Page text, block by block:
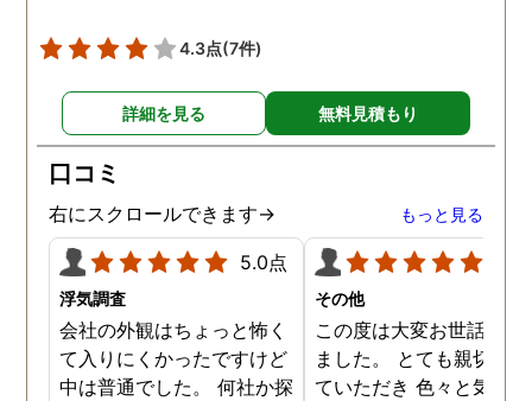
も、不安で日々辛い気持ち
対応して頂いた上に、かな
り迅速に弁護士に関するア
ドバイスを頂き繋いで下さ
った事、本当に感謝してい
ます。
4.3点(7件)
詳細を見る 無料見積もり
口コミ
右にスクロールできます→ もっと見る
5.0点
浮気調査
会社の外観はちょっと怖く
て入りにくかったですけど
中は普通でした。 何社か探
その他
この度は大変お世話にな
ました。 とても親切に
ていただき 色々と気付